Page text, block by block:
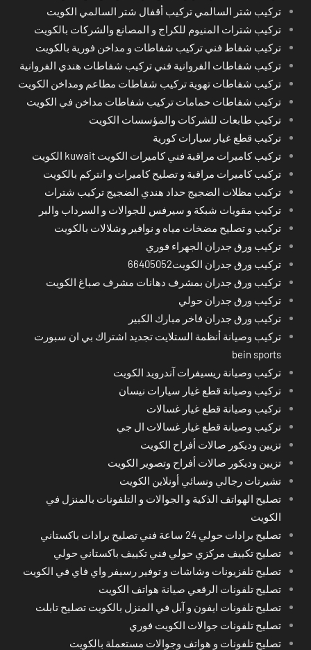
تركيب شتر السالمي تركيب أقفال شتر السالمي الكويت
تركيب شترات المنيوم للكراج و المصانع والشركات بالكويت
تركيب شفاط فني تركيب شفاطات و مداخن فورية بالكويت
تركيب شفاطات الفروانية فني تركيب شفاطات هندي الفروانية
تركيب شفاطات تهوية تركيب شفاطات مطاعم ومداخن الكويت
تركيب شفاطات حمامات تركيب شفاطات مداخن في الكويت
تركيب طابعات للشركات والمؤسسات الكويت
تركيب قطع غيار سيارات كورية
تركيب كاميرات مراقبة فني كاميرات الكويت kuwait الكويت
تركيب كاميرات مراقبة و تصليح كاميرات و انتركم بالكويت
تركيب مظلات الضجيج حداد هندي الضجيج تركيب شترات
تركيب مقويات شبكة و سيرفس للجوالات و السرداب والبر
تركيب و تصليح مضخات مياه و نوافير وشلالات بالكويت
تركيب ورق جدران الجهراء فوري
تركيب ورق جدران الكويت66405052
تركيب ورق جدران بمشرف دهانات مشرف صباغ الكويت
تركيب ورق جدران حولي
تركيب ورق جدران فاخر مبارك الكبير
تركيب وصيانة أنظمة الستلايت تجديد اشتراك بي ان سبورت
bein sports
تركيب وصيانة ريسيفرات آندرويد الكويت
تركيب وصيانة قطع غيار سيارات نيسان
تركيب وصيانة قطع غيار غسالات
تركيب وصيانة قطع غيار غسالات ال جي
تزيين وديكور صالات أفراح الكويت
تزيين وديكور صالات أفراح وتصوير الكويت
تشيرتات رجالي ونسائي أونلاين الكويت
تصليح الهواتف الذكية و الجوالات و التلفونات بالمنزل في
الكويت
تصليح برادات حولي 24 ساعة فني تصليح برادات باكستاني
تصليح تكييف مركزي حولي فني تكييف باكستاني حولي
تصليح تلفزيونات وشاشات و توفير رسيفر واي فاي في الكويت
تصليح تلفونات الرقعي صيانة هواتف الكويت
تصليح تلفونات ايفون و آبل في المنزل بالكويت تصليح تابلت
تصليح تلفونات جوالات الكويت فوري
تصليح تلفونات و هواتف وجوالات مستعملة بالكويت